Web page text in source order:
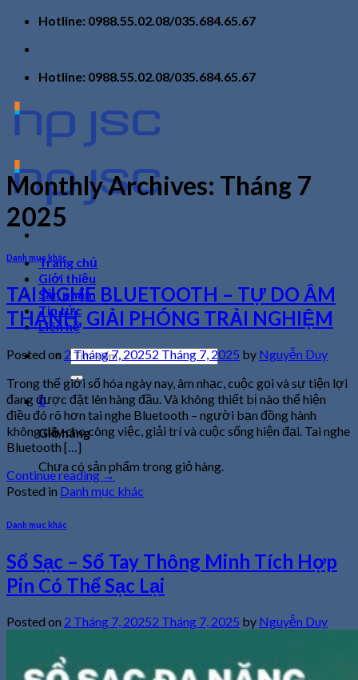
Skip
content
Hotline: 0988.55.02.08/035.684.65.67
Hotline: 0988.55.02.08/035.684.65.67
Trang chủ
Giới thiệu
Sản phẩm
Tin tức
Liên hệ
Tìm
kiếm:
0
Giỏ hàng
Chưa có sản phẩm trong giỏ hàng.
Monthly Archives: Tháng 7
2025
Danh mục khác
TAI NGHE BLUETOOTH – TỰ DO ÂM
THANH, GIẢI PHÓNG TRẢI NGHIỆM
Posted on 2 Tháng 7, 20252 Tháng 7, 2025 by Nguyễn Duy
Trong thế giới số hóa ngày nay, âm nhạc, cuộc gọi và sự tiện lợi
đang được đặt lên hàng đầu. Và không thiết bị nào thể hiện
điều đó rõ hơn tai nghe Bluetooth – người bạn đồng hành
không dây cho công việc, giải trí và cuộc sống hiện đại. Tai nghe
Bluetooth […]
Continue reading→
Posted in Danh mục khác
Danh mục khác
Sổ Sạc – Sổ Tay Thông Minh Tích Hợp
Pin Có Thể Sạc Lại
Posted on 2 Tháng 7, 20252 Tháng 7, 2025 by Nguyễn Duy